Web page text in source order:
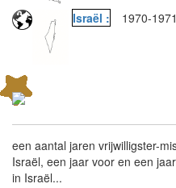
Israël : 1970-1971
een aantal jaren vrijwilligster-
Israël, een jaar voor en een
in Israël...